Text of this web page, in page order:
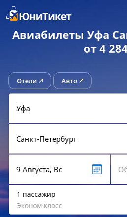
ЮниТикет
Авиабилеты Уфа
от 4
Отели Авто
1 пассажир
Эконом класс